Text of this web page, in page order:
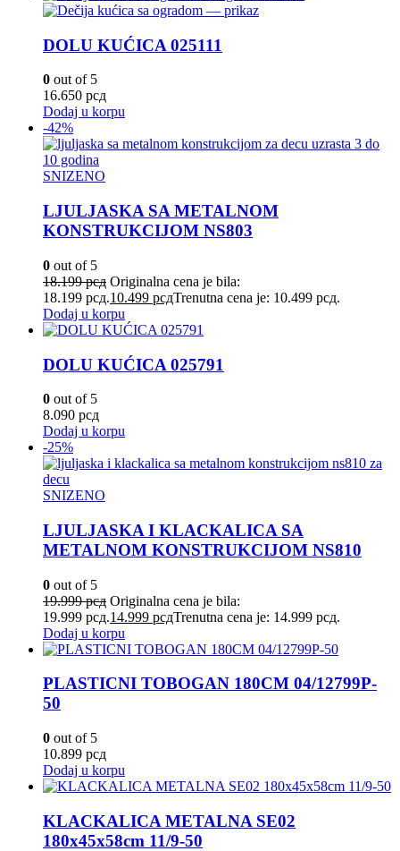
DOLU KUĆICA 025111
0 out of 5
16.650 рсд
Dodaj u korpu
-42%
SNIZENO
LJULJASKA SA METALNOM
KONSTRUKCIJOM NS803
0 out of 5
18.199рсд Originalna cena je bila:
18.199 рсд.10.499 рсдTrenutna cena je: 10.499 рсд.
Dodaj u korpu
DOLU KUĆICA 025791
0 out of 5
8.090 рсд
Dodaj u korpu
-25%
SNIZENO
LJULJASKA I KLACKALICA SA
METALNOM KONSTRUKCIJOM NS810
0 out of 5
19.999рсд Originalna cena je bila:
19.999 рсд.14.999 рсдTrenutna cena je: 14.999 рсд.
Dodaj u korpu
PLASTICNI TOBOGAN 180CM 04/12799P-
50
0 out of 5
10.899 рсд
Dodaj u korpu
KLACKALICA METALNA SE02
180x45x58cm 11/9-50